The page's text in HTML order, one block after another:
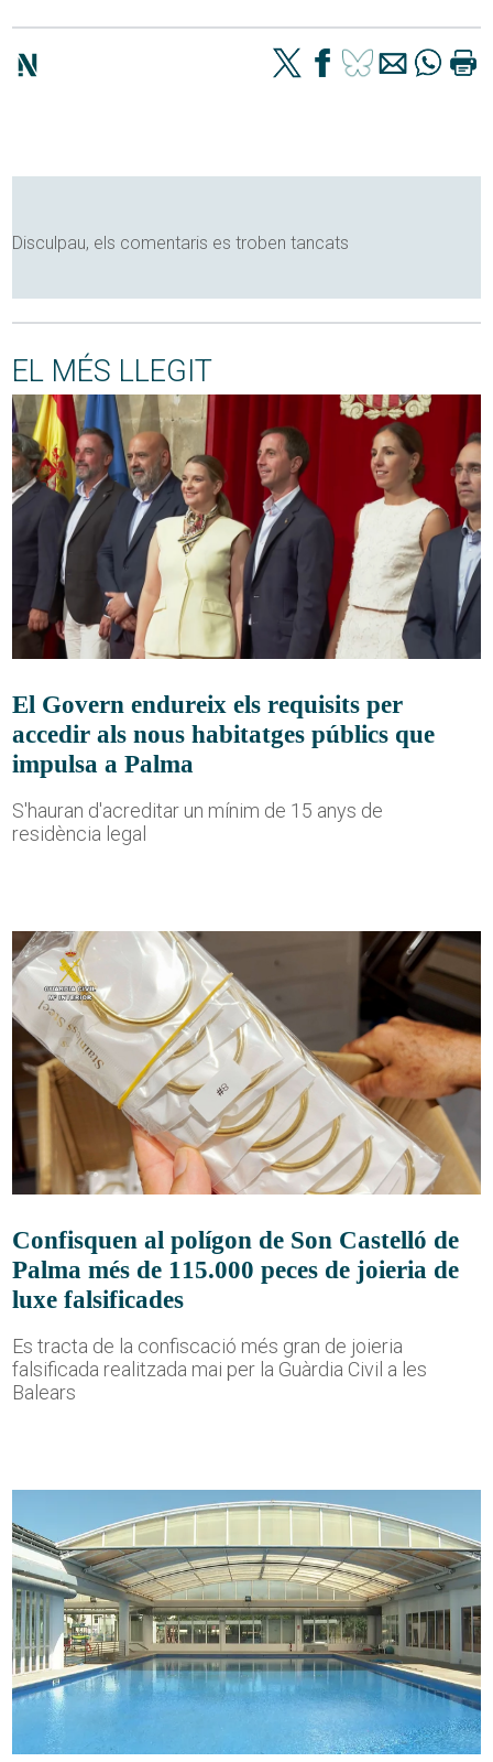
Disculpau, els comentaris es troben tancats
EL MÉS LLEGIT
El Govern endureix els requisits per
accedir als nous habitatges públics que
impulsa a Palma
S'hauran d'acreditar un mínim de 15 anys de
residència legal
Confisquen al polígon de Son Castelló de
Palma més de 115.000 peces de joieria de
luxe falsificades
Es tracta de la confiscació més gran de joieria
falsificada realitzada mai per la Guàrdia Civil a les
Balears